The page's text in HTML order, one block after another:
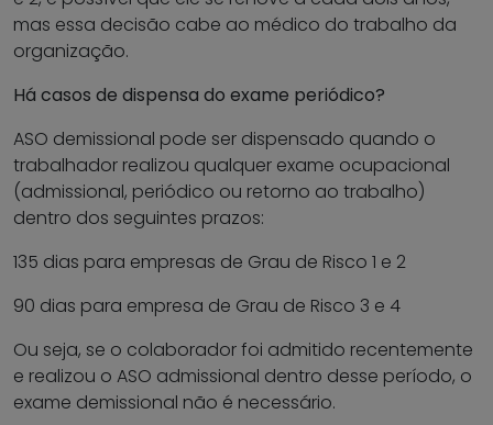
mas essa decisão cabe ao médico do trabalho da
organização.
Há casos de dispensa do exame periódico?
ASO demissional pode ser dispensado quando o
trabalhador realizou qualquer exame ocupacional
(admissional, periódico ou retorno ao trabalho)
dentro dos seguintes prazos:
135 dias para empresas de Grau de Risco 1 e 2
90 dias para empresa de Grau de Risco 3 e 4
Ou seja, se o colaborador foi admitido recentemente
e realizou o ASO admissional dentro desse período, o
exame demissional não é necessário.